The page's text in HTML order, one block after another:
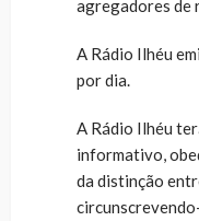
agregadores de
A Rádio Ilhéu
por dia.
A Rádio Ilhéu
informativo,
da distinção